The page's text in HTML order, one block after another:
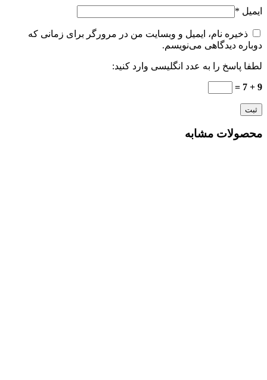
ایمیل *
ذخیره نام، ایمیل و وبسایت من در مرورگر برای زمانی که
دوباره دیدگاهی می‌نویسم.
لطفا پاسخ را به عدد انگلیسی وارد کنید:
9 + 7 =
محصولات مشابه